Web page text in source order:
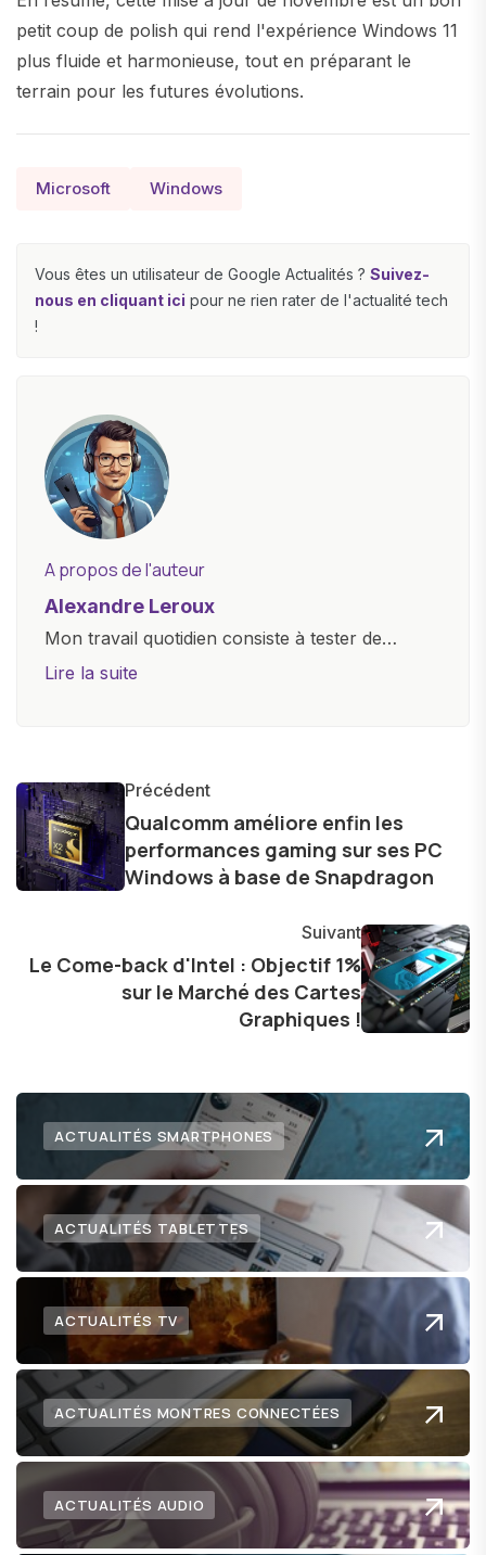
petit coup de polish qui rend l'expérience Windows 11
plus fluide et harmonieuse, tout en préparant le
terrain pour les futures évolutions.
Microsoft Windows
Vous êtes un utilisateur de Google Actualités ? Suivez-
nous en cliquant ici pour ne rien rater de l'actualité tech
!
A propos de l'auteur
Alexandre Leroux
Mon travail quotidien consiste à tester de
nouveaux appareils, à rédiger des critiques
informations précises et pertinentes pour aider
les consommateurs à comprendre et à naviguer
dans le paysage technologique en constante
évolution.
Lire la suite
Précédent
Qualcomm améliore enfin les
performances gaming sur ses PC
Windows à base de Snapdragon
Suivant
Le Come-back d'Intel : Objectif 1%
sur le Marché des Cartes
Graphiques !
ACTUALITÉS SMARTPHONES
ACTUALITÉS TABLETTES
ACTUALITÉS TV
ACTUALITÉS MONTRES CONNECTÉES
ACTUALITÉS AUDIO